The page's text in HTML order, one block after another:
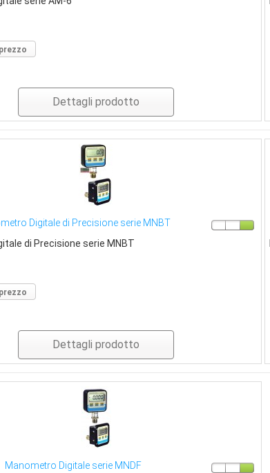
Dettagli prodotto
Digitale di Precisione serie MNBT
di Precisione serie MNBT
Dettagli prodotto
Manometro Digitale serie MNDF